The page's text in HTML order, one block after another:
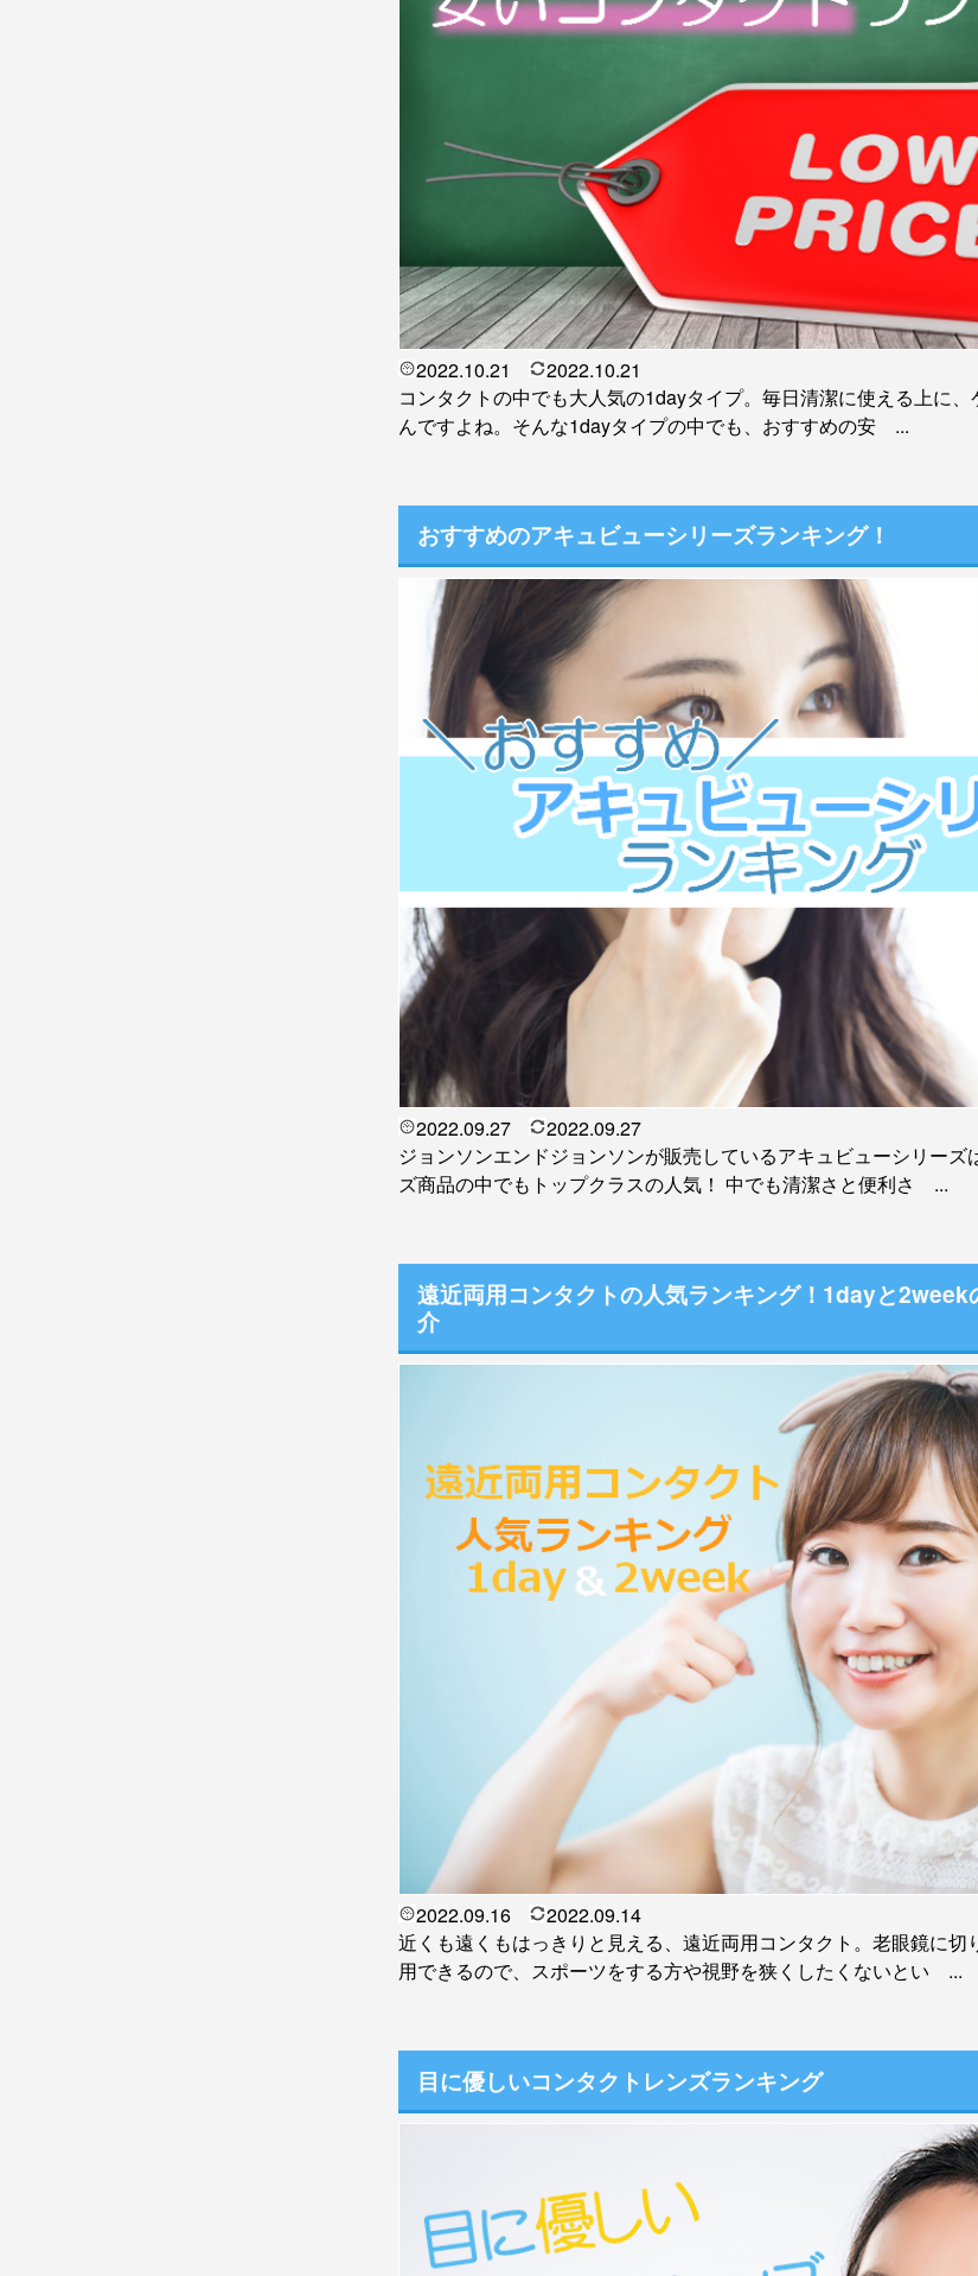
2022.10.21
2022.10.21
コンタクトの中でも大人気の1dayタイプ。毎日清潔に使える上に
んですよね。そんな1dayタイプの中でも、おすすめの安 ...
おすすめのアキュビューシリーズランキング！
2022.09.27
2022.09.27
ジョンソンエンドジョンソンが販売しているアキュビューシリーズ
ズ商品の中でもトップクラスの人気！ 中でも清潔さと便利さ ...
遠近両用コンタクトの人気ランキング！1dayと2week
介
2022.09.16
2022.09.14
近くも遠くもはっきりと見える、遠近両用コンタクト。老眼鏡に切
用できるので、スポーツをする方や視野を狭くしたくないとい ...
目に優しいコンタクトレンズランキング